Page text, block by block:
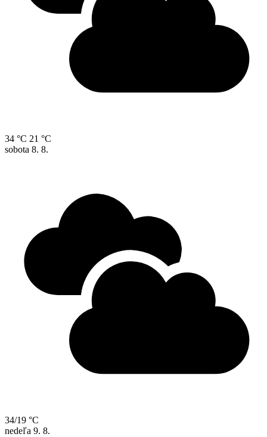
34 °C 21 °C
sobota 8. 8.
34/19 °C
nedeľa 9. 8.